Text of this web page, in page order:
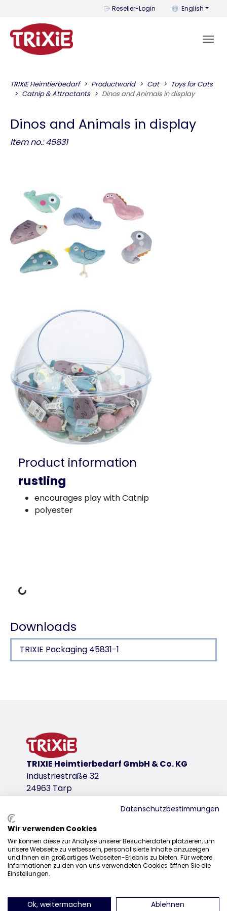
Reseller-Login You can
English
TRIXIE Heimtierbedarf Productworld Cat
Toys for Cats
Catnip & Attractants
Dinos and Animals in display
Dinos and Animals in display
Item no.: 45831
Product information
rustling
encourages play with Catnip
polyester
Loading Data
Downloads
TRIXIE Packaging 45831-1
encourages play with Catnip
polyester
product variant
product variant: unique product number
Measurements
7–9 cm
download links
TRIXIE Packaging 45831-1
TRIXIE Heimtierbedarf GmbH & Co. KG
Industriestraße 32
24963 Tarp
Sales
0207 1542940
sales@trixieuk.uk
Datenschutzbestimmungen
Wir verwenden Cookies
Wir können diese zur Analyse unserer Besucherdaten platzieren, um
unsere Webseite zu verbessern, personalisierte Inhalte anzuzeigen
und Ihnen ein großartiges Webseiten-Erlebnis zu bieten. Für weitere
Informationen zu den von uns verwendeten Cookies öffnen Sie die
Einstellungen.
Ok, weitermachen Ablehnen